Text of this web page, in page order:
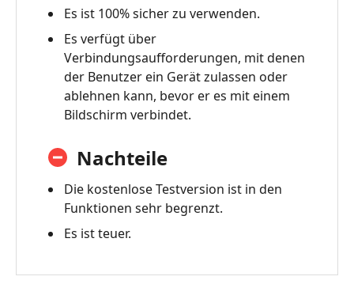
Es ist 100% sicher zu verwenden.
Es verfügt über
Verbindungsaufforderungen, mit denen
der Benutzer ein Gerät zulassen oder
ablehnen kann, bevor er es mit einem
Bildschirm verbindet.
Nachteile
Die kostenlose Testversion ist in den
Funktionen sehr begrenzt.
Es ist teuer.